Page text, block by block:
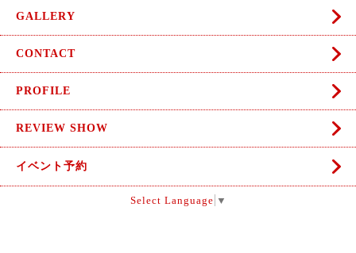
GALLERY
CONTACT
PROFILE
REVIEW SHOW
イベント予約
Select Language ▼